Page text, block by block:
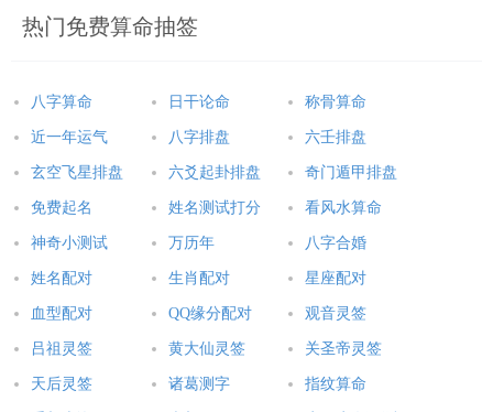
热门免费算命抽签
八字算命 日干论命 称骨算命
近一年运气 八字排盘 六壬排盘
玄空飞星排盘 六爻起卦排盘 奇门遁甲排盘
免费起名 姓名测试打分 看风水算命
神奇小测试 万历年 八字合婚
姓名配对 生肖配对 星座配对
血型配对 QQ缘分配对 观音灵签
吕祖灵签 黄大仙灵签 关圣帝灵签
天后灵签 诸葛测字 指纹算命